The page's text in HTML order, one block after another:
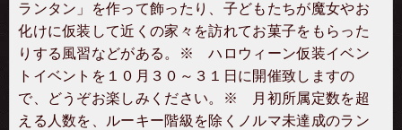
ランタン」を作って飾ったり、子どもたちが魔女やお
化けに仮装して近くの家々を訪れてお菓子をもらった
りする風習などがある。※ ハロウィーン仮装イベン
トイベントを１０月３０～３１日に開催致しますの
で、どうぞお楽しみください。※ 月初所属定数を超
える人数を、ルーキー階級を除くノルマ未達成のラン